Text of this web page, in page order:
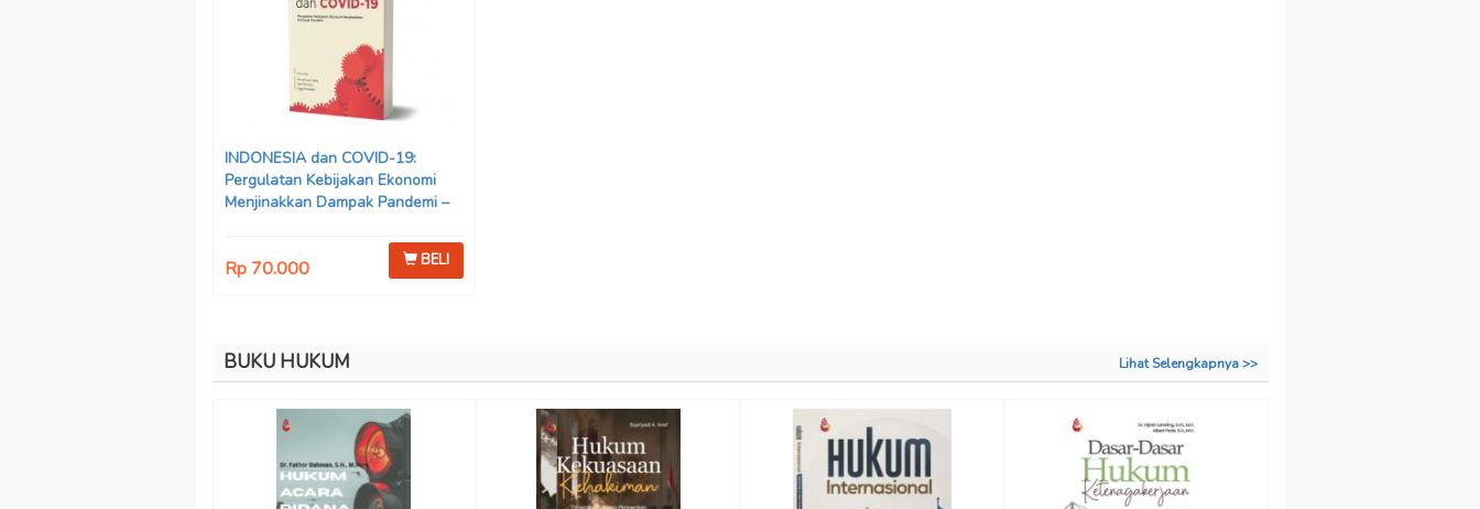
INDONESIA dan COVID-19:
Pergulatan Kebijakan Ekonomi
Menjinakkan Dampak Pandemi –
Rp 70.000 BELI
BUKU HUKUM Lihat Selengkapnya >>